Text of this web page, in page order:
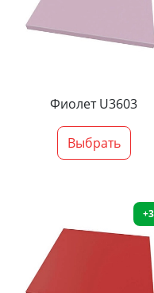
Фиолет U3603
Выбрать